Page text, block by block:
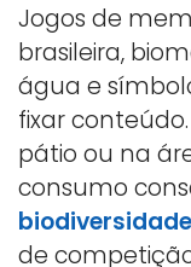
Jogos de
brasileira,
água e
fixar
pátio ou na
consumo
biodiversidade
de